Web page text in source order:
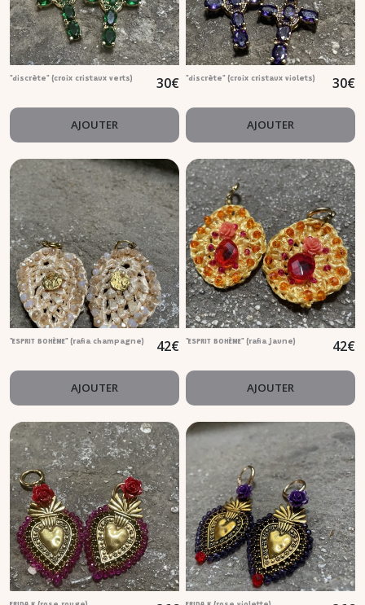
"discrète" (croix cristaux verts) 30€
AJOUTER
"discrète" (croix cristaux violets) 30€
AJOUTER
"ESPRIT BOHÈME" (rafia champagne) 42€
AJOUTER
"ESPRIT BOHÈME" (rafia jaune) 42€
AJOUTER